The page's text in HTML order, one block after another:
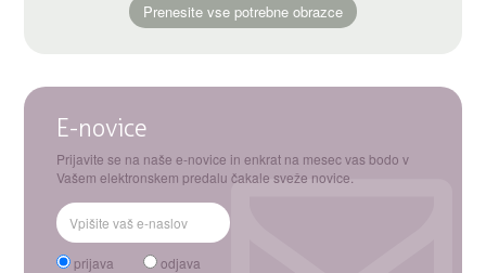
Prenesite vse potrebne obrazce
E-novice
Prijavite se na naše e-novice in enkrat na mesec vas bodo v
Vašem elektronskem predalu čakale sveže novice.
prijava odjava